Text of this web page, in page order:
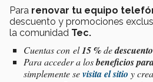
Para renovar tu equipo
descuento y promociones
la comunidad Tec.
Cuentas con el15 %de
Para acceder a losbeneficios
simplemente sevisita elsitio y